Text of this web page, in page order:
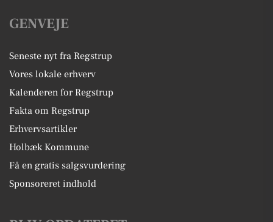
GENVEJE
Seneste nyt fra Regstrup
Vores lokale erhverv
Kalenderen for Regstrup
Fakta om Regstrup
Erhvervsartikler
Holbæk Kommune
Få en gratis salgsvurdering
Sponsoreret indhold